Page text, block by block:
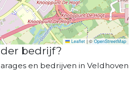
Leaflet |© OpenStreetMap
bedrijf?
en bedrijven in Veldhoven